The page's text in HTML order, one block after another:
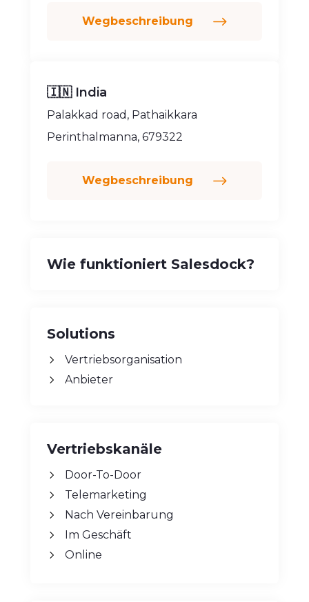
Wegbeschreibung
🇮🇳 India
Palakkad road, Pathaikkara
Perinthalmanna, 679322
Wegbeschreibung
Wie funktioniert Salesdock?
Solutions
Vertriebsorganisation
Anbieter
Vertriebskanäle
Door-To-Door
Telemarketing
Nach Vereinbarung
Im Geschäft
Online